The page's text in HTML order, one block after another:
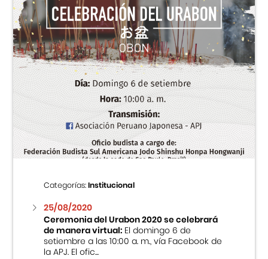
Categorías:Institucional
25/08/2020
Ceremonia del Urabon 2020 se celebrará
de manera virtual:El domingo 6 de
setiembre a las 10:00 a. m., vía Facebook de
la APJ. El ofic...